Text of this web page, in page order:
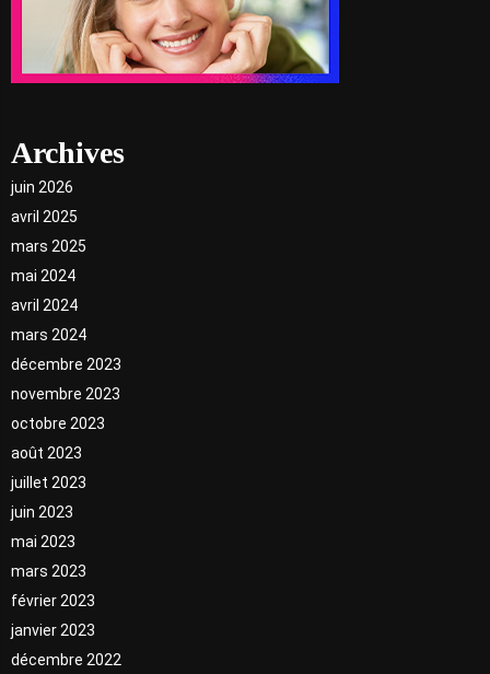
Archives
juin 2026
avril 2025
mars 2025
mai 2024
avril 2024
mars 2024
décembre 2023
novembre 2023
octobre 2023
août 2023
juillet 2023
juin 2023
mai 2023
mars 2023
février 2023
janvier 2023
décembre 2022